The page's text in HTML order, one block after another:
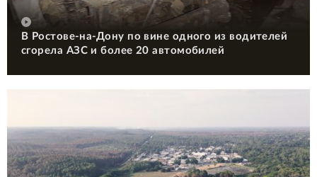
В Ростове-на-Дону по вине одного из водителей
сгорела АЗС и более 20 автомобилей